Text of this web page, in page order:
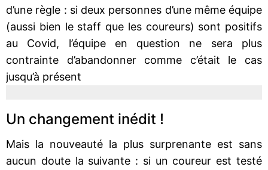
d’une règle : si deux personnes d’une même équipe
(aussi bien le staff que les coureurs) sont positifs
au Covid, l’équipe en question ne sera plus
contrainte d’abandonner comme c’était le cas
jusqu’à présent
Un changement inédit !
Mais la nouveauté la plus surprenante est sans
aucun doute la suivante : si un coureur est testé